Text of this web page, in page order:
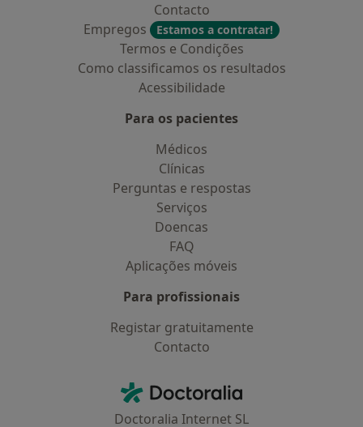
Contacto
Empregos
Estamos a contratar!
Termos e Condições
Como classificamos os resultados
Acessibilidade
Para os pacientes
Médicos
Clínicas
Perguntas e respostas
Serviços
Doencas
FAQ
Aplicações móveis
Para profissionais
Registar gratuitamente
Contacto
Doctoralia - Homepage
Doctoralia Internet SL